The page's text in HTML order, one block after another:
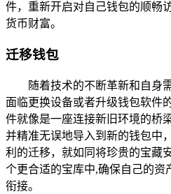
件，重新开启对自己钱包的顺畅
货币财富。
迁移钱包
随着技术的不断革新和自身
面临更换设备或者升级钱包软件
件就像是一座连接新旧环境的桥
并精准无误地导入到新的钱包中
利的迁移，就如同将珍贵的宝藏
个更合适的宝库中,确保自己的资
衔接。